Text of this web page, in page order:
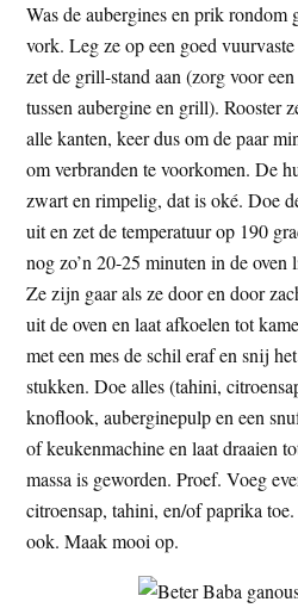
Was de aubergines en prik rondom
vork. Leg ze op een goed
zet de grill-stand aan (zorg voor
tussen aubergine en grill). Rooster
alle kanten, keer dus om de paar
om verbranden te voorkomen. De
zwart en rimpelig, dat is oké. Doe
uit en zet de temperatuur op 190
nog zo’n 20-25 minuten in de oven
Ze zijn gaar als ze door en door
uit de oven en laat afkoelen tot
met een mes de schil eraf en snij
stukken. Doe alles (tahini,
knoflook, auberginepulp en een
of keukenmachine en laat draaien
massa is geworden. Proef. Voeg
citroensap, tahini, en/of paprika
ook. Maak mooi op.